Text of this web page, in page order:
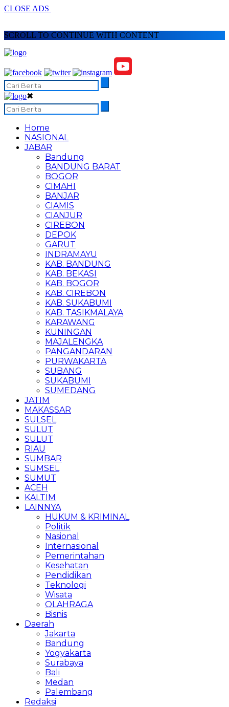
CLOSE ADS
SCROLL TO CONTINUE WITH CONTENT
✖
Home
NASIONAL
JABAR
Bandung
BANDUNG BARAT
BOGOR
CIMAHI
BANJAR
CIAMIS
CIANJUR
CIREBON
DEPOK
GARUT
INDRAMAYU
KAB. BANDUNG
KAB. BEKASI
KAB. BOGOR
KAB. CIREBON
KAB. SUKABUMI
KAB. TASIKMALAYA
KARAWANG
KUNINGAN
MAJALENGKA
PANGANDARAN
PURWAKARTA
SUBANG
SUKABUMI
SUMEDANG
JATIM
MAKASSAR
SULSEL
SULUT
SULUT
RIAU
SUMBAR
SUMSEL
SUMUT
ACEH
KALTIM
LAINNYA
HUKUM & KRIMINAL
Politik
Nasional
Internasional
Pemerintahan
Kesehatan
Pendidikan
Teknologi
Wisata
OLAHRAGA
Bisnis
Daerah
Jakarta
Bandung
Yogyakarta
Surabaya
Bali
Medan
Palembang
Redaksi